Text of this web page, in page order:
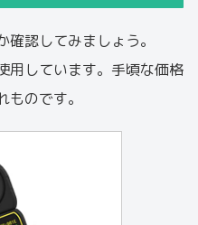
認してみましょう。
用しています。手頃な価格
のです。